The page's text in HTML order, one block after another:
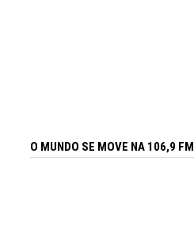
O MUNDO SE MOVE NA 106,9 FM